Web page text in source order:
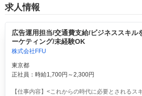
求人情報
広告運用担当/交通費支給/ビジネススキル
ーケティング/未経験OK
株式会社FFU
東京都
正社員：時給1,700円～2,300円
【仕事内容】<これからの時代に必要とされるス